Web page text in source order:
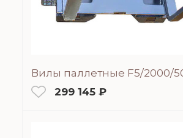
Вилы паллетные F5/2000/
299 145 ₽